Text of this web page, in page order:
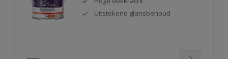
Uitstekend glansbehoud